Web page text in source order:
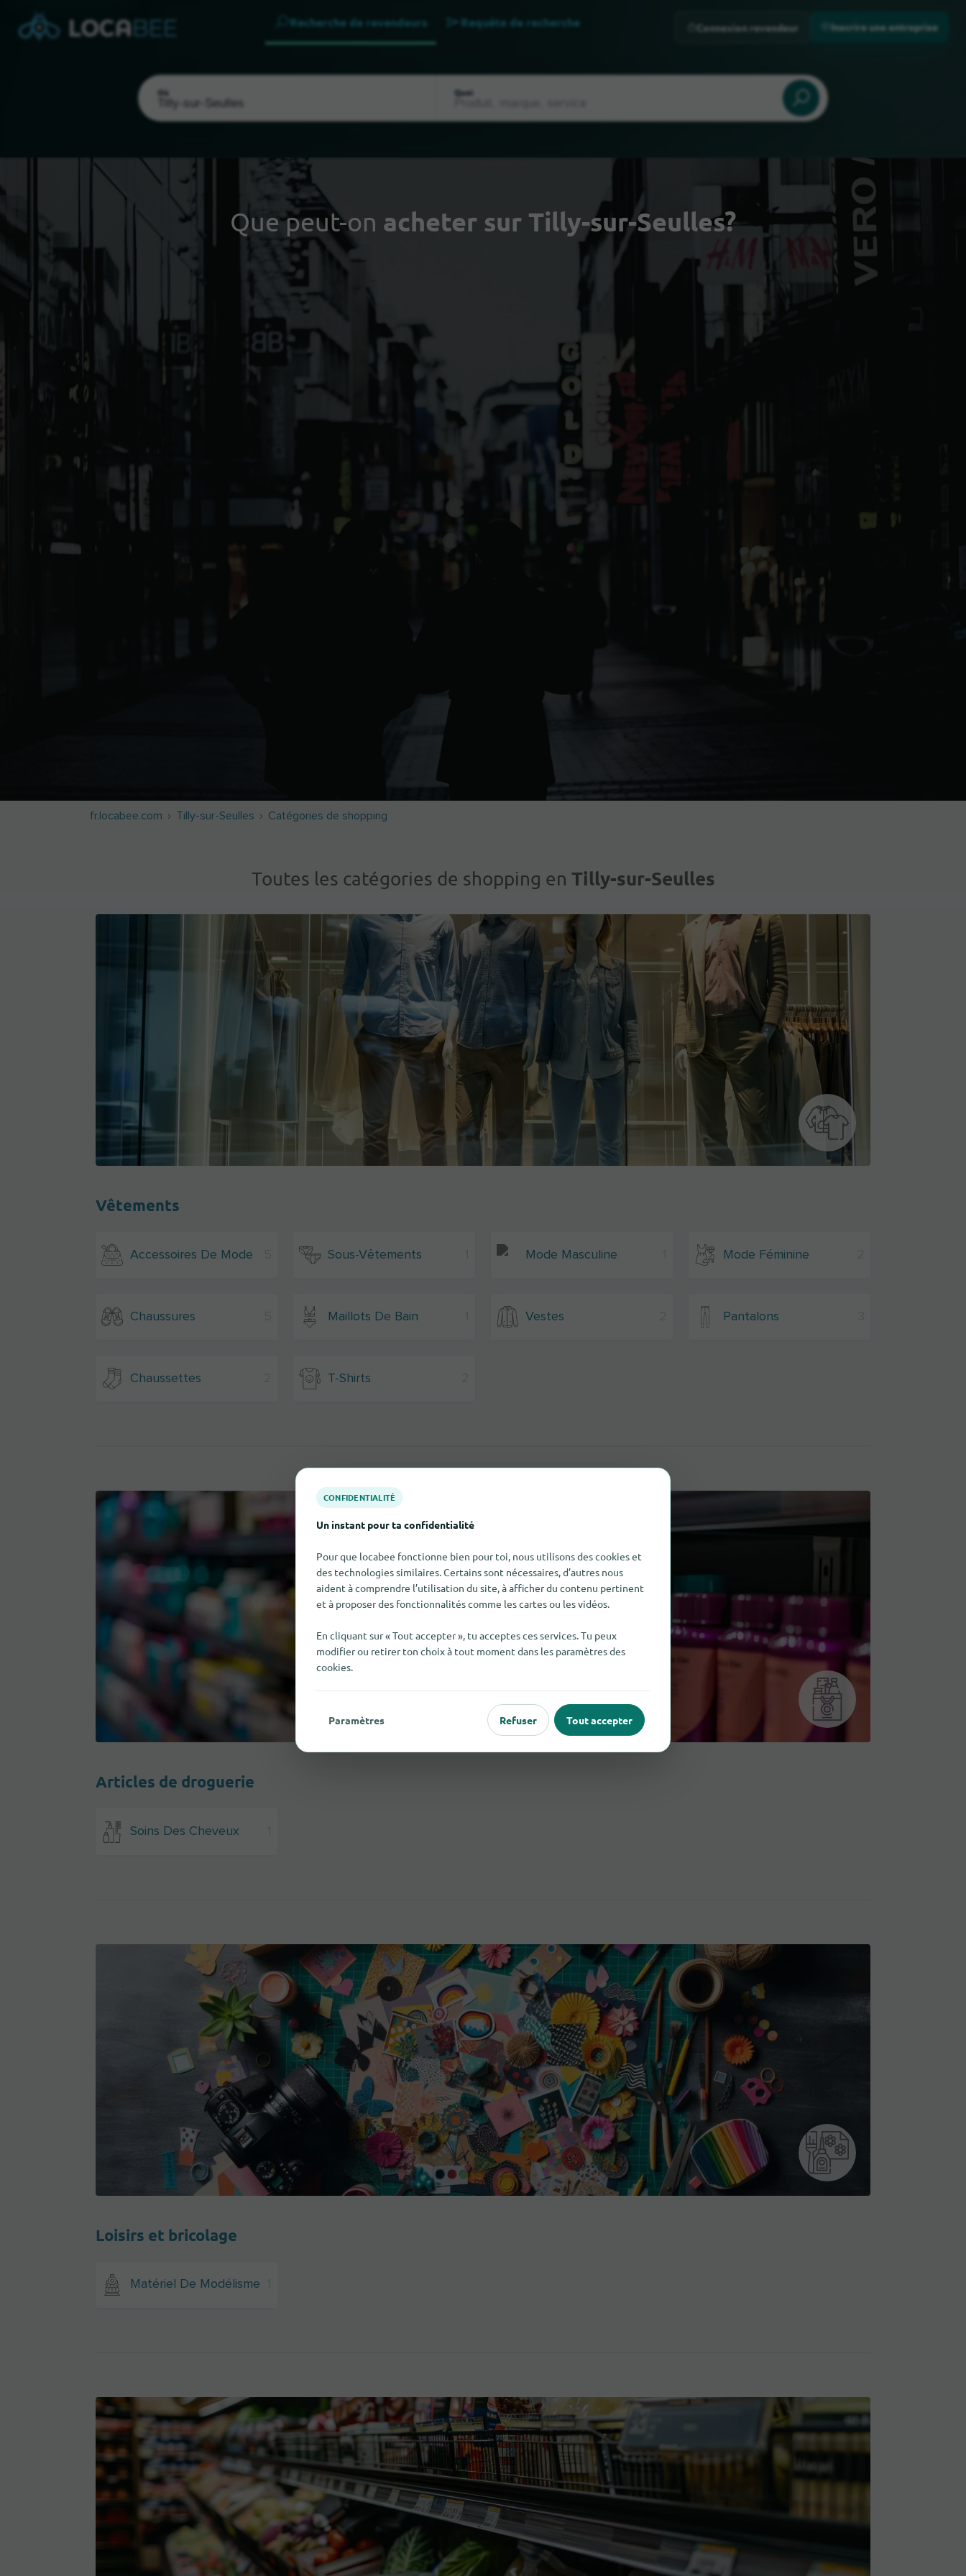
Recherche de revendeurs Requête de recherche
Où Quoi
Connexion revendeur Inscrire une entreprise
Que peut-on acheter sur Tilly-sur-Seulles?
fr.locabee.com Tilly-sur-Seulles Catégories de shopping
Toutes les catégories de shopping en Tilly-sur-Seulles
Vêtements
Accessoires De Mode Sous-Vêtements Mode Masculine Mode Féminine
Chaussures Maillots De Bain Vestes Pantalons
Chaussettes T-Shirts
Articles de droguerie
Soins Des Cheveux
Loisirs et bricolage
Matériel De Modélisme
CONFIDENTIALITÉ
Un instant pour ta confidentialité
Pour que locabee fonctionne bien pour toi, nous utilisons des cookies et
des technologies similaires. Certains sont nécessaires, d’autres nous
aident à comprendre l’utilisation du site, à afficher du contenu pertinent
et à proposer des fonctionnalités comme les cartes ou les vidéos.
En cliquant sur « Tout accepter », tu acceptes ces services. Tu peux
modifier ou retirer ton choix à tout moment dans les paramètres des
cookies.
Paramètres Refuser Tout accepter